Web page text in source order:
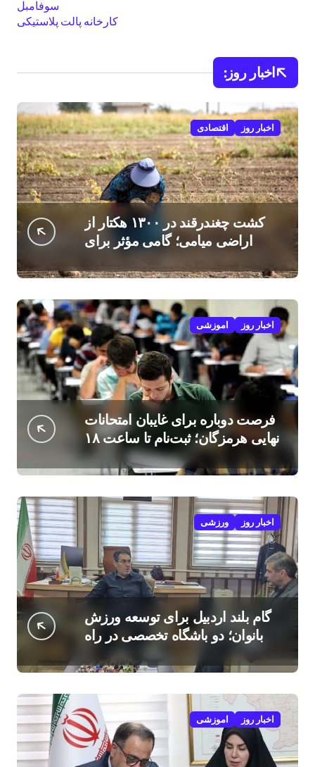
سوفامبل
کارخانه پالت پلاستیکی
اخبار روز:
اخبار روز اقتصادی
کشت چغندرقند در ۱۳۰۰ هکتار از
اراضی میامی؛ گامی مؤثر برای
افزایش درآمد کشاورزان
اخبار روز اموزشی
فرصت دوباره برای غایبان امتحانات
نهایی هرمزگان؛ ثبت‌نام تا ساعت ۱۸
امروز
اخبار روز ورزشی
گام بلند اردبیل برای توسعه ورزش
بانوان؛ دو باشگاه تخصصی در راه
است
اخبار روز اموزشی